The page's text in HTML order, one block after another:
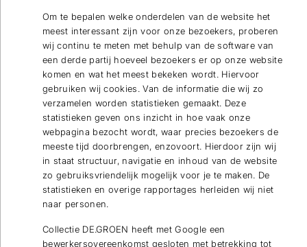
Om te bepalen welke onderdelen van de website het
meest interessant zijn voor onze bezoekers, proberen
wij continu te meten met behulp van de software van
een derde partij hoeveel bezoekers er op onze website
komen en wat het meest bekeken wordt. Hiervoor
gebruiken wij cookies. Van de informatie die wij zo
verzamelen worden statistieken gemaakt. Deze
statistieken geven ons inzicht in hoe vaak onze
webpagina bezocht wordt, waar precies bezoekers de
meeste tijd doorbrengen, enzovoort. Hierdoor zijn wij
in staat structuur, navigatie en inhoud van de website
zo gebruiksvriendelijk mogelijk voor je te maken. De
statistieken en overige rapportages herleiden wij niet
naar personen.
Collectie DE.GROEN heeft met Google een
bewerkersovereenkomst gesloten met betrekking tot